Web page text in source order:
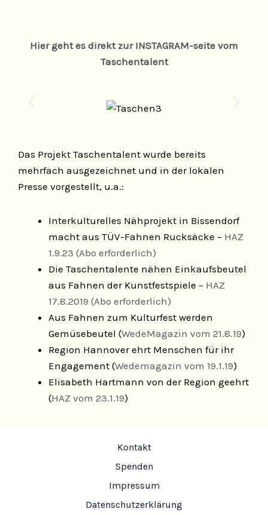
Hier geht es direkt zur INSTAGRAM-seite vom
Taschentalent
Das Projekt Taschentalent wurde bereits
mehrfach ausgezeichnet und in der lokalen
Presse vorgestellt, u.a.:
Interkulturelles Nähprojekt in Bissendorf
macht aus TÜV-Fahnen Rucksäcke – HAZ
1.9.23 (Abo erforderlich)
Die Taschentalente nähen Einkaufsbeutel
aus Fahnen der Kunstfestspiele – HAZ
17.8.2019 (Abo erforderlich)
Aus Fahnen zum Kulturfest werden
Gemüsebeutel (WedeMagazin vom 21.8.19)
Region Hannover ehrt Menschen für ihr
Engagement (Wedemagazin vom 19.1.19)
Elisabeth Hartmann von der Region geehrt
(HAZ vom 23.1.19)
Kontakt
Spenden
Impressum
Datenschutzerklärung